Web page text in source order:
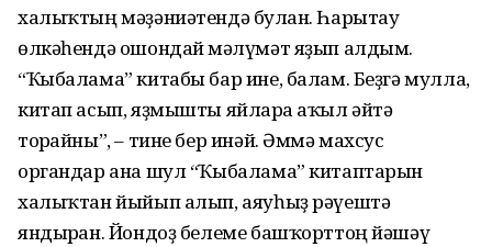
халыҡтың мәҙәниәтендә булған. Һарытау
өлкәһендә ошондай мәғлүмәт яҙып алдым.
“Ҡыбалама” китабы бар ине, балам. Беҙгә мулла,
китап асып, яҙмышты яйларға аҡыл әйтә
торғайны”, – тине бер инәй. Әммә махсус
органдар ана шул “Ҡыбалама” китаптарын
халыҡтан йыйып алып, аяуһыҙ рәүештә
яндырған. Йондоҙ белеме башҡорттоң йәшәү